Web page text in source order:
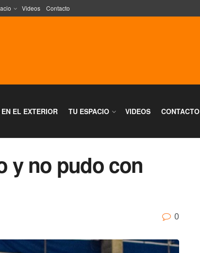
Videos Contacto
EL EXTERIOR TU ESPACIO VIDEOS CONTACTO
y no pudo con
0